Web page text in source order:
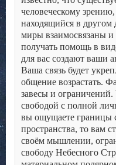
человеческому
находящийся в другом
миры взаимосвязаны и
получать помощь в
для вас создают ваши
Ваша связь будет
общение возрастать.
завесы и ограничений.
свободой с полной
вы ощущаете границы
пространства, то вам
своём мышлении,
свободу Небесного